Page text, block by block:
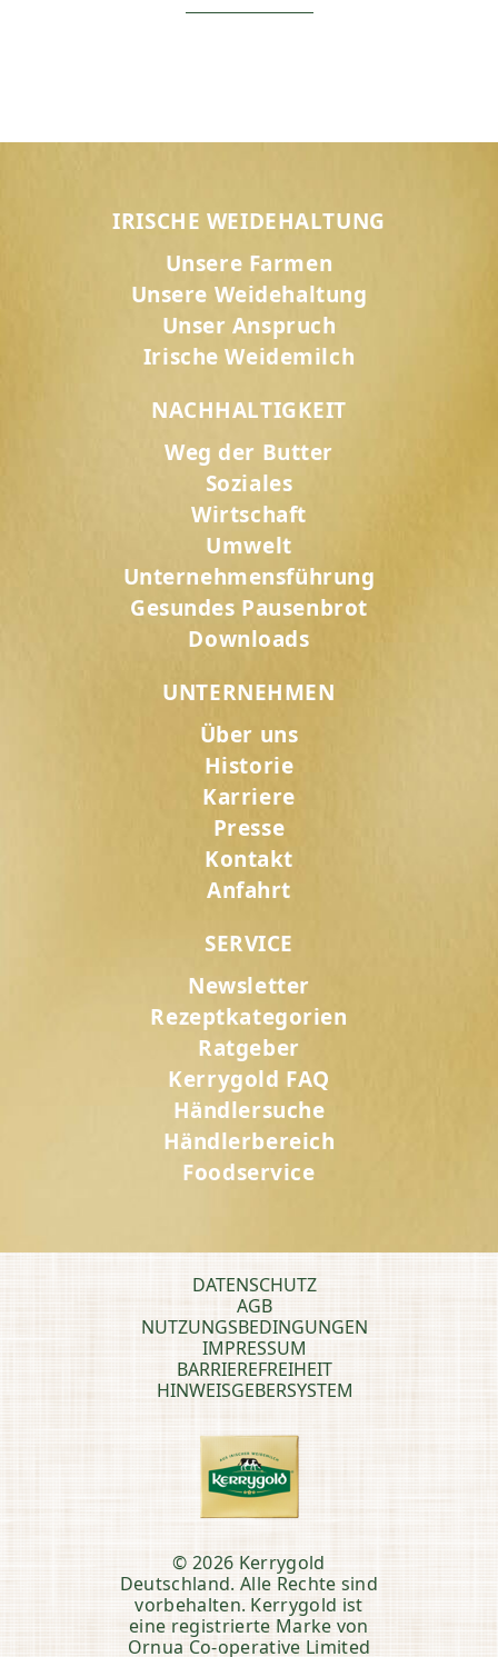
IRISCHE WEIDEHALTUNG
Unsere Farmen
Unsere Weidehaltung
Unser Anspruch
Irische Weidemilch
NACHHALTIGKEIT
Weg der Butter
Soziales
Wirtschaft
Umwelt
Unternehmensführung
Gesundes Pausenbrot
Downloads
UNTERNEHMEN
Über uns
Historie
Karriere
Presse
Kontakt
Anfahrt
SERVICE
Newsletter
Rezeptkategorien
Ratgeber
Kerrygold FAQ
Händlersuche
Händlerbereich
Foodservice
DATENSCHUTZ
AGB
NUTZUNGSBEDINGUNGEN
IMPRESSUM
BARRIEREFREIHEIT
HINWEISGEBERSYSTEM
© 2026 Kerrygold
Deutschland. Alle Rechte sind
vorbehalten. Kerrygold ist
eine registrierte Marke von
Ornua Co-operative Limited